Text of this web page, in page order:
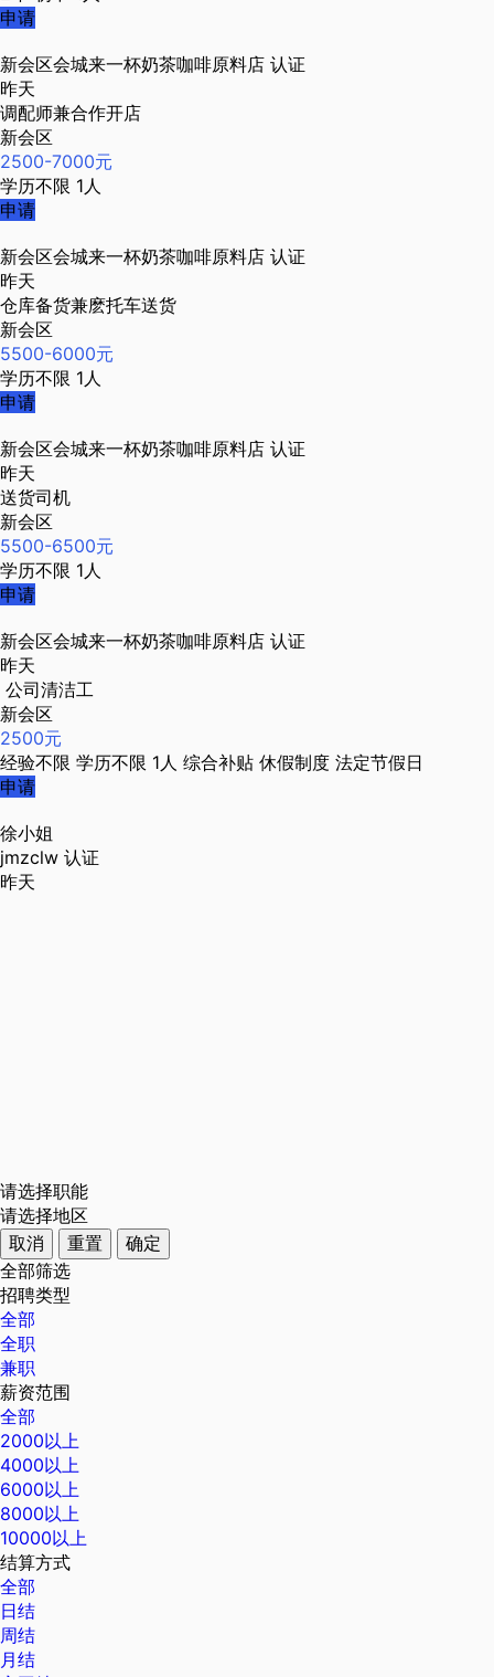
申请
新会区会城来一杯奶茶咖啡原料店 认证
昨天
调配师兼合作开店
新会区
2500-7000元
学历不限 1人
申请
新会区会城来一杯奶茶咖啡原料店 认证
昨天
仓库备货兼麽托车送货
新会区
5500-6000元
学历不限 1人
申请
新会区会城来一杯奶茶咖啡原料店 认证
昨天
送货司机
新会区
5500-6500元
学历不限 1人
申请
新会区会城来一杯奶茶咖啡原料店 认证
昨天
公司清洁工
新会区
2500元
经验不限 学历不限 1人 综合补贴 休假制度 法定节假日
申请
徐小姐
jmzclw 认证
昨天
请选择职能
请选择地区
取消
重置
确定
全部筛选
招聘类型
全部
全职
兼职
薪资范围
全部
2000以上
4000以上
6000以上
8000以上
10000以上
结算方式
全部
日结
周结
月结